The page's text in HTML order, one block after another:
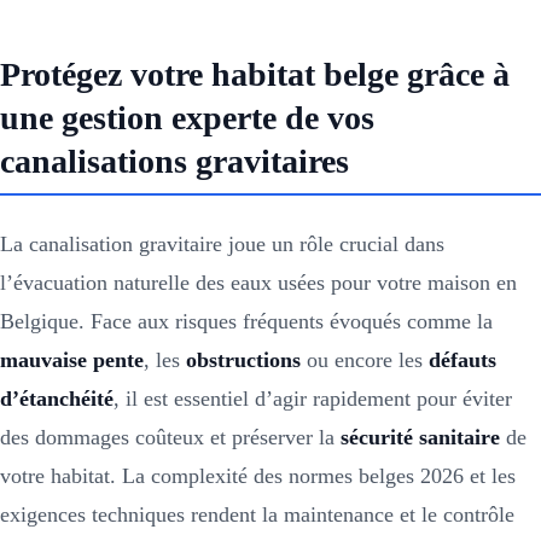
Protégez votre habitat belge grâce à
une gestion experte de vos
canalisations gravitaires
La canalisation gravitaire joue un rôle crucial dans
l’évacuation naturelle des eaux usées pour votre maison en
Belgique. Face aux risques fréquents évoqués comme la
mauvaise pente, les obstructions ou encore les défauts
d’étanchéité, il est essentiel d’agir rapidement pour éviter
des dommages coûteux et préserver la sécurité sanitaire de
votre habitat. La complexité des normes belges 2026 et les
exigences techniques rendent la maintenance et le contrôle